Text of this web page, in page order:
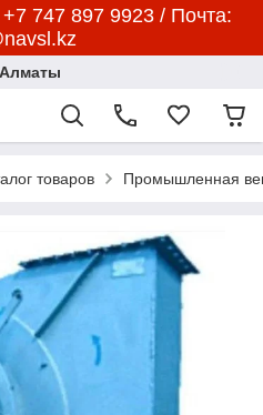
747 897 9923 / Почта:
товаров Промышленная